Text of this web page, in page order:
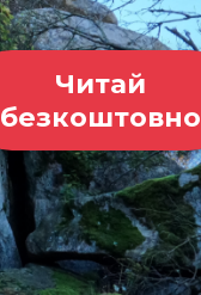
Читай
безкоштовно